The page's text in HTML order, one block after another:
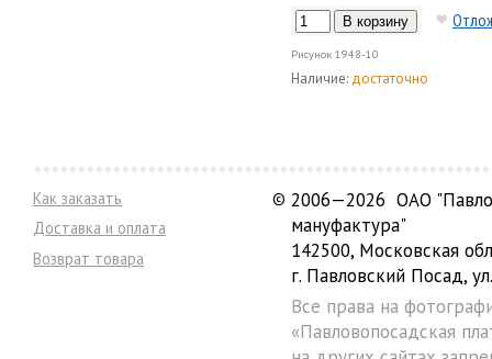
Рисунок 1948-10
Наличие: достаточно
Как заказать
Доставка и оплата
Возврат товара
© 2006—2026 ОАО
мануфактура"
142500, Московская
г. Павловский Посад,
Все права на
«Павловопосадская